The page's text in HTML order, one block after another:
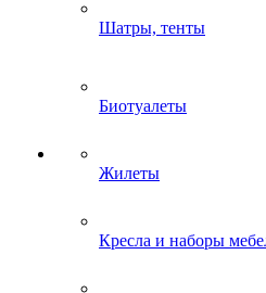
Шатры, тенты
Биотуалеты
Жилеты
Кресла и наборы